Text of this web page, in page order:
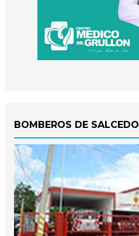
BOMBEROS DE SALCEDO